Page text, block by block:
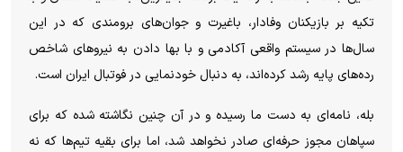
تکیه بر بازیکنان وفادار، باغیرت و جوان‌های برومندی که در این
سال‌ها در سیستم واقعی آکادمی و با بها دادن به نیرو‌های شاخص
رده‌های پایه رشد کرده‌اند، به دنبال خودنمایی در فوتبال ایران است.
بله، نامه‌ای به دست ما رسیده و در آن چنین نگاشته شده که برای
سپاهان مجوز حرفه‌ای صادر نخواهد شد، اما برای بقیه تیم‌ها که نه